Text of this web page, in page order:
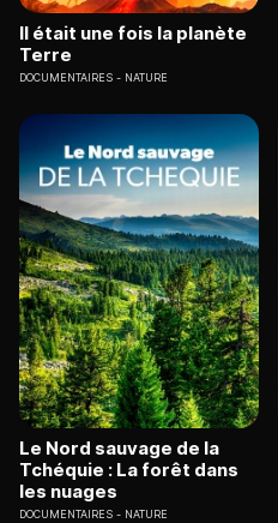
Il était une fois la planète
Terre
DOCUMENTAIRES NATURE
Le Nord sauvage de la
Tchéquie : La forêt dans
les nuages
DOCUMENTAIRES NATURE